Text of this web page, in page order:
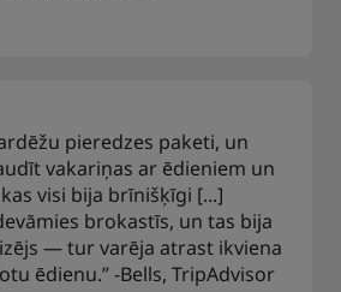
pieredzes paketi, un
vakariņas ar ēdieniem un
visi bija brīnišķīgi [...]
brokastīs, un tas bija
— tur varēja atrast ikviena
ēdienu.” -Bells, TripAdvisor